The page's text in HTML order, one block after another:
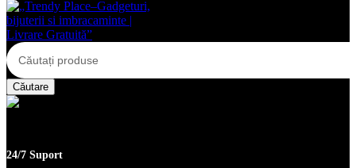
Căutare
24/7 Suport